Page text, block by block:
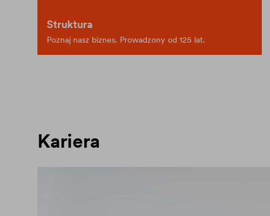
Struktura
Poznaj nasz biznes. Prowadzony od 125 lat.
Kariera